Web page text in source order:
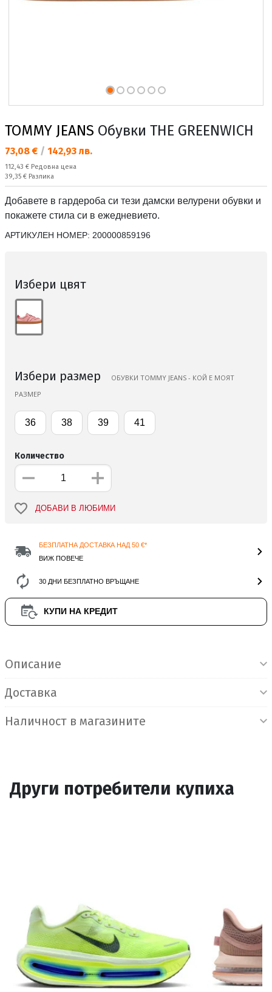
TOMMY JEANS Обувки THE GREENWICH
Текуща цена:
73,08 € / 142,93 лв.
Редовна цена:
112,43 € Редовна цена
Спестявате:
39,35 € Разлика
Добавете в гардероба си тези дамски велурени обувки и
покажете стила си в ежедневието.
АРТИКУЛЕН НОМЕР: 200000859196
Избери цвят
Избери размер
ОБУВКИ TOMMY JEANS - КОЙ Е МОЯТ
РАЗМЕР
36 38 39 41
Количество
ДОБАВИ В ЛЮБИМИ
БЕЗПЛАТНА ДОСТАВКА НАД 50 €*
ВИЖ ПОВЕЧЕ
30 ДНИ БЕЗПЛАТНО ВРЪЩАНЕ
КУПИ НА КРЕДИТ
Описание
Доставка
Наличност в магазините
Други потребители купиха